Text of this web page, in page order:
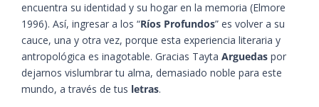
encuentra su identidad y su hogar en la memoria​ (Elmore
1996)​. Así, ingresar a los “Ríos Profundos” es volver a su
cauce, una y otra vez, porque esta experiencia literaria y
antropológica es inagotable. Gracias Tayta Arguedas por
dejarnos vislumbrar tu alma, demasiado noble para este
mundo, a través de tus letras.